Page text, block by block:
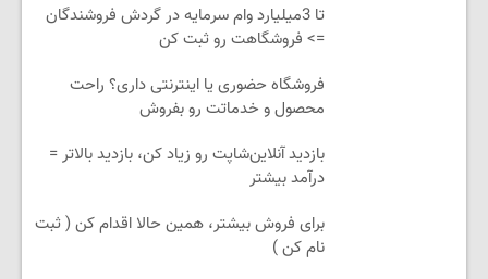
تا 3میلیارد وام سرمایه در گردش فروشندگان
=> فروشگاهت رو ثبت کن
فروشگاه حضوری یا اینترنتی داری؟ راحت
محصول و خدماتت رو بفروش
بازدید آنلاین‌شاپت رو زیاد کن، بازدید بالاتر =
درآمد بیشتر
برای فروش بیشتر، همین حالا اقدام کن ( ثبت
نام کن )